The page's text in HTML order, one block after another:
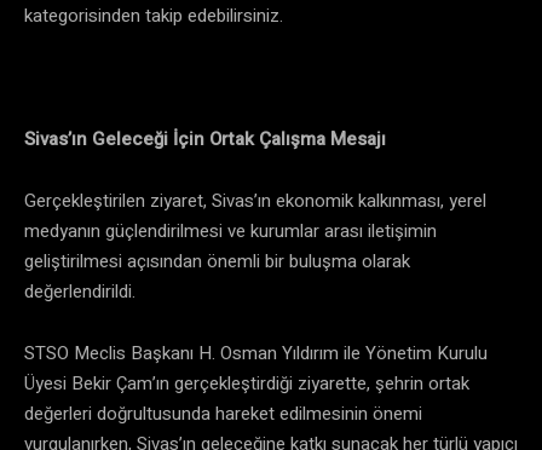
kategorisinden takip edebilirsiniz.
Sivas’ın Geleceği İçin Ortak Çalışma Mesajı
Gerçekleştirilen ziyaret, Sivas’ın ekonomik kalkınması, yerel
medyanın güçlendirilmesi ve kurumlar arası iletişimin
geliştirilmesi açısından önemli bir buluşma olarak
değerlendirildi.
STSO Meclis Başkanı H. Osman Yıldırım ile Yönetim Kurulu
Üyesi Bekir Çam’ın gerçekleştirdiği ziyarette, şehrin ortak
değerleri doğrultusunda hareket edilmesinin önemi
vurgulanırken, Sivas’ın geleceğine katkı sunacak her türlü yapıcı